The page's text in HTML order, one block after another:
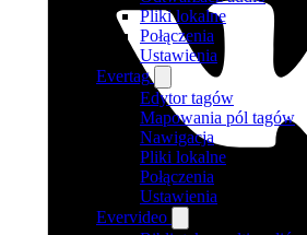
Pliki lokalne
Połączenia
Ustawienia
Evertag
Edytor tagów
Mapowania pól tagów
Nawigacja
Pliki lokalne
Połączenia
Ustawienia
Evervideo